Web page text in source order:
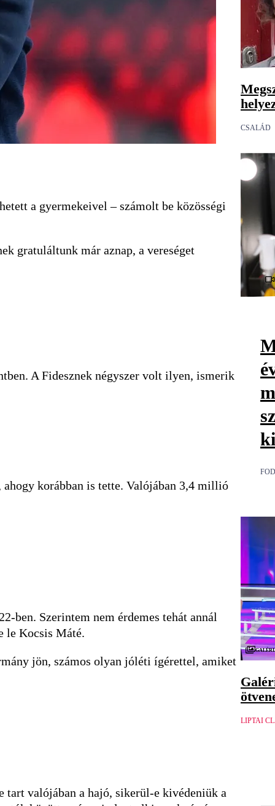
a gyermekeivel – számolt be közösségi
gratuláltunk már aznap, a vereséget
A Fidesznek négyszer volt ilyen, ismerik
korábban is tette. Valójában 3,4 millió
ben. Szerintem nem érdemes tehát annál
le Kocsis Máté.
jön, számos olyan jóléti ígérettel, amiket
tart valójában a hajó, sikerül-e kivédeniük a
CSALÁD
LIPTAI